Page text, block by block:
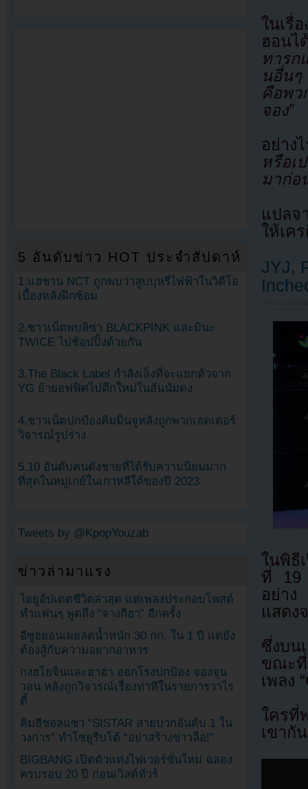
ในเรื่
ฮอน
ทารก
นอื่นๆ
คือพว
จอง”
อย่า
หรือเ
มาก่อ
แปลจ
ให้เค
JYJ,
ในพิธี
ที่ 19
อย่าง
แสดง
ซึ่งบน
ขณะที่
เพลง
ใครที่
เขากั
5 อันดับข่าว HOT ประจำสัปดาห์
1.แฮชาน NCT ถูกพบว่าสูบบุหรี่ไฟฟ้าในวิดีโอ
เบื้องหลังฝึกซ้อม
2.ชาวเน็ตพบลิซ่า BLACKPINK และมินะ
TWICE ไปช้อปปิ้งด้วยกัน
3.The Black Label กำลังเล็งที่จะแยกตัวจาก
YG ย้ายอฟฟิศไปตึกใหม่ในฮันนัมดง
4.ชาวเน็ตปกป้องคิมมินจูหลังถูกพวกเฮดเตอร์
วิจารณ์รูปร่าง
5.10 อันดับคนดังชายที่ได้รับความนิยมมาก
ที่สุดในหมู่เกย์ในเกาหลีใต้ของปี 2023
Tweets by @KpopYouzab
ข่าวล่ามาแรง
ไอยูอัปเดตชีวิตล่าสุด แต่เพลงประกอบโพสต์
ทำแฟนๆ พูดถึง “จางกีฮา” อีกครั้ง
อีซูฮยอนเผยลดน้ำหนัก 30 กก. ใน 1 ปี แต่ยัง
ต้องสู้กับความอยากอาหาร
กงฮโยจินและฮาฮ่า ออกโรงปกป้อง จองจุน
วอน หลังถูกวิจารณ์เรื่องท่าทีในรายการวาไร
ตี้
คิมฮีชอลแซว “SISTAR สายบวกอันดับ 1 ใน
วงการ” ทำโซยูรีบโต้ “อย่าสร้างข่าวลือ!”
BIGBANG เปิดตัวแท่งไฟเวอร์ชั่นใหม่ ฉลอง
ครบรอบ 20 ปี ก่อนเวิลด์ทัวร์